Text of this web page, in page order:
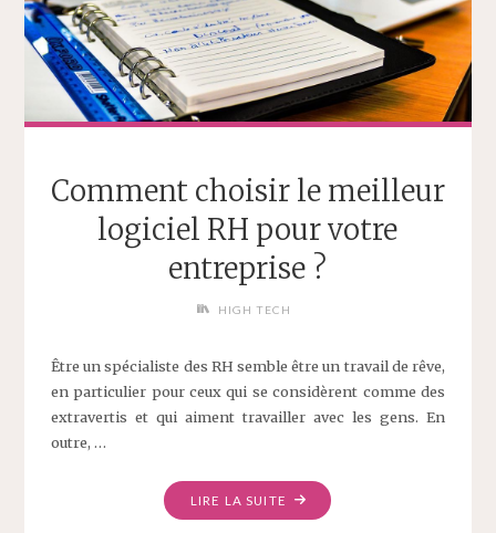
Comment choisir le meilleur
logiciel RH pour votre
entreprise ?
HIGH TECH
Être un spécialiste des RH semble être un travail de rêve,
en particulier pour ceux qui se considèrent comme des
extravertis et qui aiment travailler avec les gens. En
outre, …
LIRE LA SUITE